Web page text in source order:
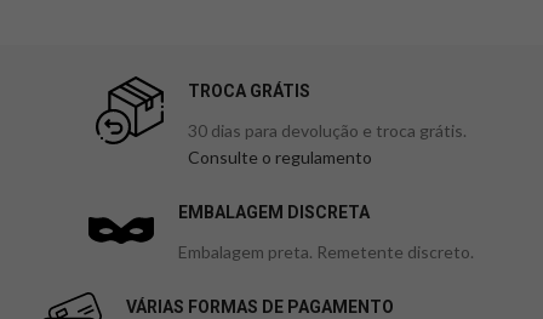
TROCA GRÁTIS
30 dias para devolução e troca grátis.
Consulte o regulamento
EMBALAGEM DISCRETA
Embalagem preta. Remetente discreto.
VÁRIAS FORMAS DE PAGAMENTO